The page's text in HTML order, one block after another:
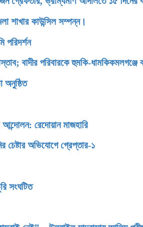
শাখার কাউন্সিল সম্পন্ন।
পরিদর্শন
বাদীর পরিবারকে হুমকি-
অনুষ্ঠিত
রেদোয়ান মাজহারি
চেষ্টার অভিযোগে গ্রেপ্তার-১
সংঘটিত